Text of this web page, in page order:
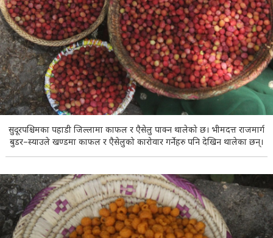
सुदूरपश्चिमका पहाडी जिल्लामा काफल र एैसेलु पाक्न थालेको छ। भीमदत्त राजमार्ग
बुडर–स्याउले खण्डमा काफल र एैसेलुको कारोवार गर्नेहरु पनि देखिन थालेका छन्।